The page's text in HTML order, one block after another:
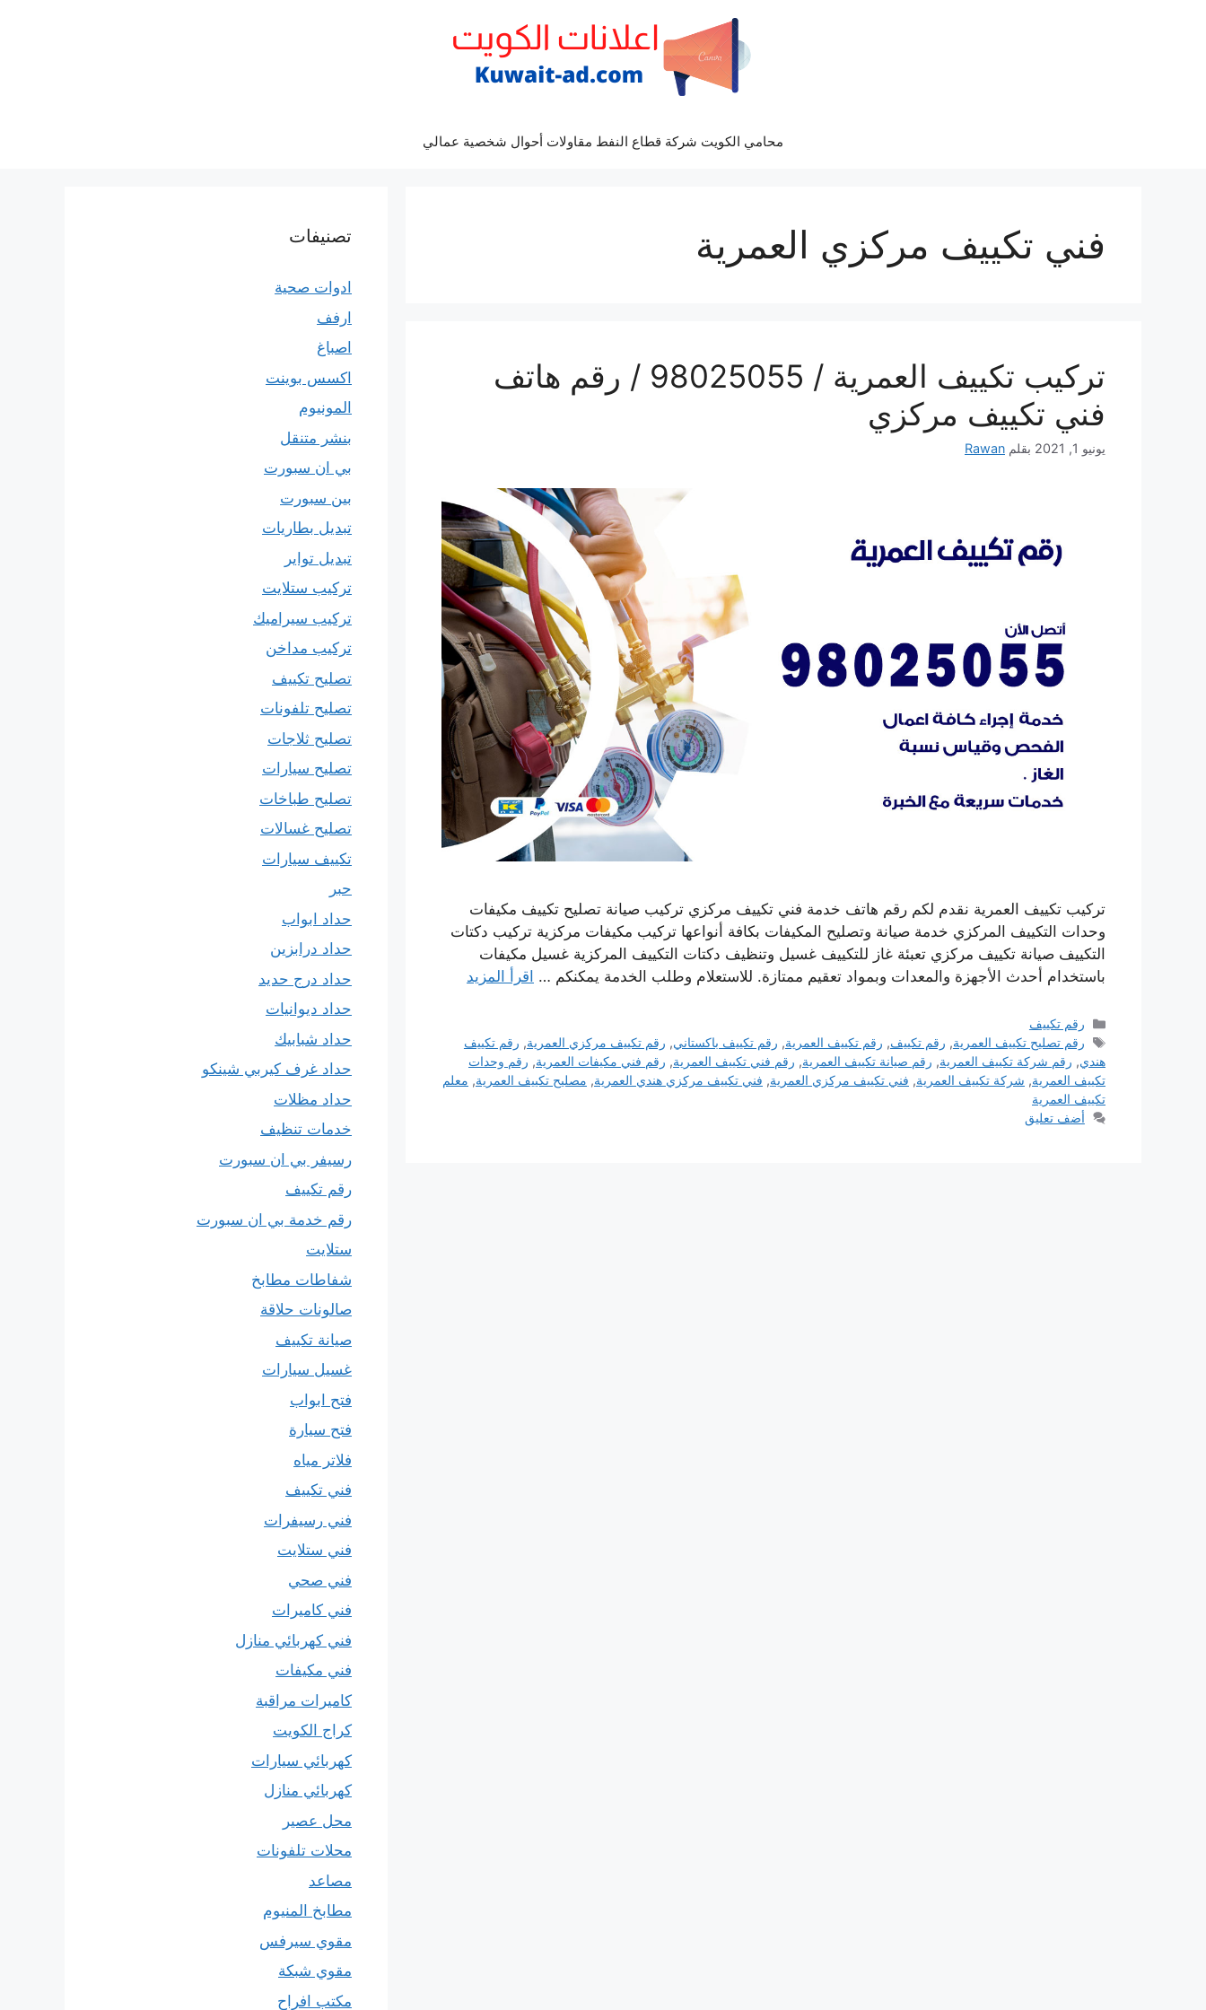
محامي الكويت شركة قطاع النفط مقاولات أحوال شخصية عمالي
فني تكييف مركزي العمرية
تركيب تكييف العمرية / 98025055 / رقم هاتف
فني تكييف مركزي
يونيو 1, 2021 بقلم Rawan
تركيب تكييف العمرية نقدم لكم رقم هاتف خدمة فني تكييف مركزي تركيب صيانة تصليح تكييف مكيفات
وحدات التكييف المركزي خدمة صيانة وتصليح المكيفات بكافة أنواعها تركيب مكيفات مركزية تركيب دكتات
التكييف صيانة تكييف مركزي تعبئة غاز للتكييف غسيل وتنظيف دكتات التكييف المركزية غسيل مكيفات
باستخدام أحدث الأجهزة والمعدات وبمواد تعقيم ممتازة. للاستعلام وطلب الخدمة يمكنكم … اقرأ المزيد
التصنيفات
رقم تكييف
الوسوم
رقم تصليح تكييف العمرية, رقم تكييف, رقم تكييف العمرية, رقم تكييف باكستاني, رقم تكييف مركزي العمرية, رقم تكييف
هندي, رقم شركة تكييف العمرية, رقم صيانة تكييف العمرية, رقم فني تكييف العمرية, رقم فني مكيفات العمرية, رقم وحدات
تكييف العمرية, شركة تكييف العمرية, فني تكييف مركزي العمرية, فني تكييف مركزي هندي العمرية, مصليح تكييف العمرية, معلم
تكييف العمرية
أضف تعليق
تصنيفات
ادوات صحية
ارفف
اصباغ
اكسس بوينت
المونيوم
بنشر متنقل
بي ان سبورت
بين سبورت
تبديل بطاريات
تبديل تواير
تركيب ستلايت
تركيب سيراميك
تركيب مداخن
تصليح تكييف
تصليح تلفونات
تصليح ثلاجات
تصليح سيارات
تصليح طباخات
تصليح غسالات
تكييف سيارات
حبر
حداد ابواب
حداد درابزين
حداد درج حديد
حداد ديوانيات
حداد شبابيك
حداد غرف كيربي شينكو
حداد مظلات
خدمات تنظيف
رسيفر بي ان سبورت
رقم تكييف
رقم خدمة بي ان سبورت
ستلايت
شفاطات مطابخ
صالونات حلاقة
صيانة تكييف
غسيل سيارات
فتح ابواب
فتح سيارة
فلاتر مياه
فني تكييف
فني رسيفرات
فني ستلايت
فني صحي
فني كاميرات
فني كهربائي منازل
فني مكيفات
كاميرات مراقبة
كراج الكويت
كهربائي سيارات
كهربائي منازل
محل عصير
محلات تلفونات
مصاعد
مطابخ المنيوم
مقوي سيرفس
مقوي شبكة
مكتب افراح